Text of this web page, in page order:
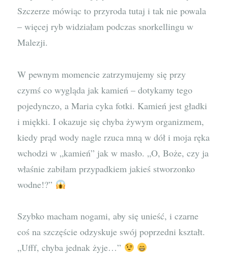
Szczerze mówiąc to przyroda tutaj i tak nie powala
– więcej ryb widziałam podczas snorkellingu w
Malezji.
W pewnym momencie zatrzymujemy się przy
czymś co wygląda jak kamień – dotykamy tego
pojedynczo, a Maria cyka fotki. Kamień jest gładki
i miękki. I okazuje się chyba żywym organizmem,
kiedy prąd wody nagle rzuca mną w dół i moja ręka
wchodzi w „kamień” jak w masło. „O, Boże, czy ja
właśnie zabiłam przypadkiem jakieś stworzonko
wodne!?”
Szybko macham nogami, aby się unieść, i czarne
coś na szczęście odzyskuje swój poprzedni kształt.
„Ufff, chyba jednak żyje…”